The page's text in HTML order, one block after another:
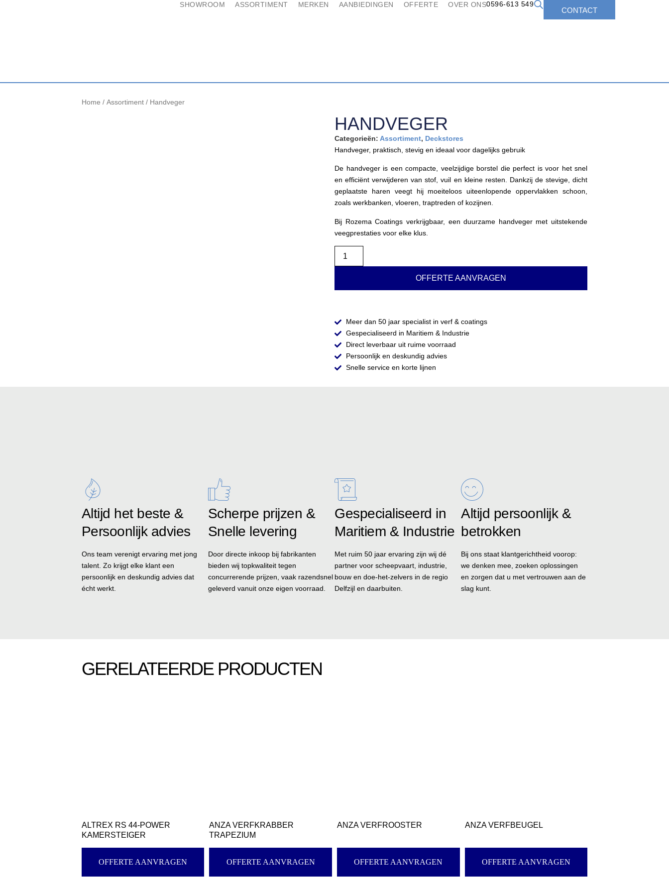
SHOWROOM ASSORTIMENT MERKEN AANBIEDINGEN OFFERTE OVER ONS0596-613 549
CONTACT
Home / Assortiment/ Handveger
HANDVEGER
Categorieën: Assortiment, Deckstores
Handveger, praktisch, stevig en ideaal voor dagelijks gebruik
De handveger is een compacte, veelzijdige borstel die perfect is voor het snel
en efficiënt verwijderen van stof, vuil en kleine resten. Dankzij de stevige, dicht
geplaatste haren veegt hij moeiteloos uiteenlopende oppervlakken schoon,
zoals werkbanken, vloeren, traptreden of kozijnen.
Bij Rozema Coatings verkrijgbaar, een duurzame handveger met uitstekende
veegprestaties voor elke klus.
OFFERTE AANVRAGEN
Meer dan 50 jaar specialist in verf & coatings
Gespecialiseerd in Maritiem & Industrie
Direct leverbaar uit ruime voorraad
Persoonlijk en deskundig advies
Snelle service en korte lijnen
Altijd het beste &
Persoonlijk advies
Ons team verenigt ervaring met jong
talent. Zo krijgt elke klant een
persoonlijk en deskundig advies dat
écht werkt.
Scherpe prijzen &
Snelle levering
Door directe inkoop bij fabrikanten
bieden wij topkwaliteit tegen
concurrerende prijzen, vaak razendsnel
geleverd vanuit onze eigen voorraad.
Gespecialiseerd in
Maritiem & Industrie
Met ruim 50 jaar ervaring zijn wij dé
partner voor scheepvaart, industrie,
bouw en doe-het-zelvers in de regio
Delfzijl en daarbuiten.
Altijd persoonlijk &
betrokken
Bij ons staat klantgerichtheid voorop:
we denken mee, zoeken oplossingen
en zorgen dat u met vertrouwen aan de
slag kunt.
GERELATEERDE PRODUCTEN
ALTREX RS 44-POWER
KAMERSTEIGER
OFFERTE AANVRAGEN
ANZA VERFKRABBER
TRAPEZIUM
OFFERTE AANVRAGEN
ANZA VERFROOSTER
OFFERTE AANVRAGEN
ANZA VERFBEUGEL
OFFERTE AANVRAGEN